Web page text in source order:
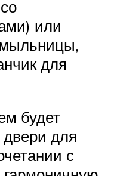
или
для
будет
для
с